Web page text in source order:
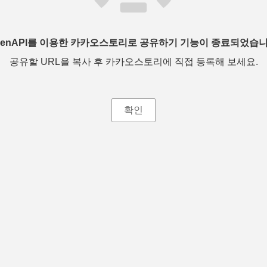
를 이용한 카카오스토리로 공유하기 기능이 종료되었습
공유할 URL을 복사 후 카카오스토리에 직접 등록해 보세요.
확인